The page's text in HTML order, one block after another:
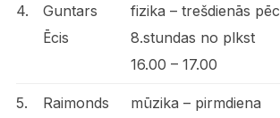
4.
Guntars
Ēcis
fizika – trešdienās pēc
8.stundas no plkst
16.00 – 17.00
5.
Raimonds
mūzika – pirmdiena